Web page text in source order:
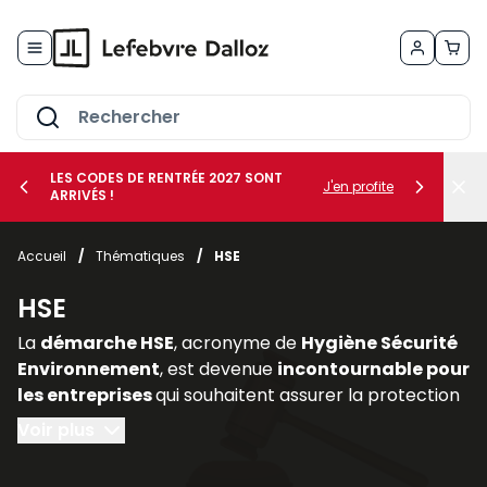
le sous-menu Vos métiers
le sous-menu Vos besoins
LES CODES DE RENTRÉE 2027 SONT
ARRIVÉS !
J'en profite
Accueil / Thématiques / HSE
HSE
La démarche HSE, acronyme de Hygiène Sécurité
Environnement, est devenue incontournable pour
les entreprisesqui souhaitent assurer la protection
de leurs salariés, limiter les risques professionnels et
intégrer les enjeux environnementaux dans leur